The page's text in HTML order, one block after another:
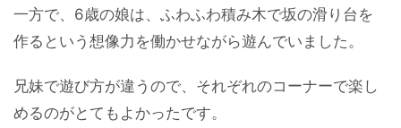
一方で、6歳の娘は、ふわふわ積み木で坂の滑り台を
作るという想像力を働かせながら遊んでいました。
兄妹で遊び方が違うので、それぞれのコーナーで楽し
めるのがとてもよかったです。